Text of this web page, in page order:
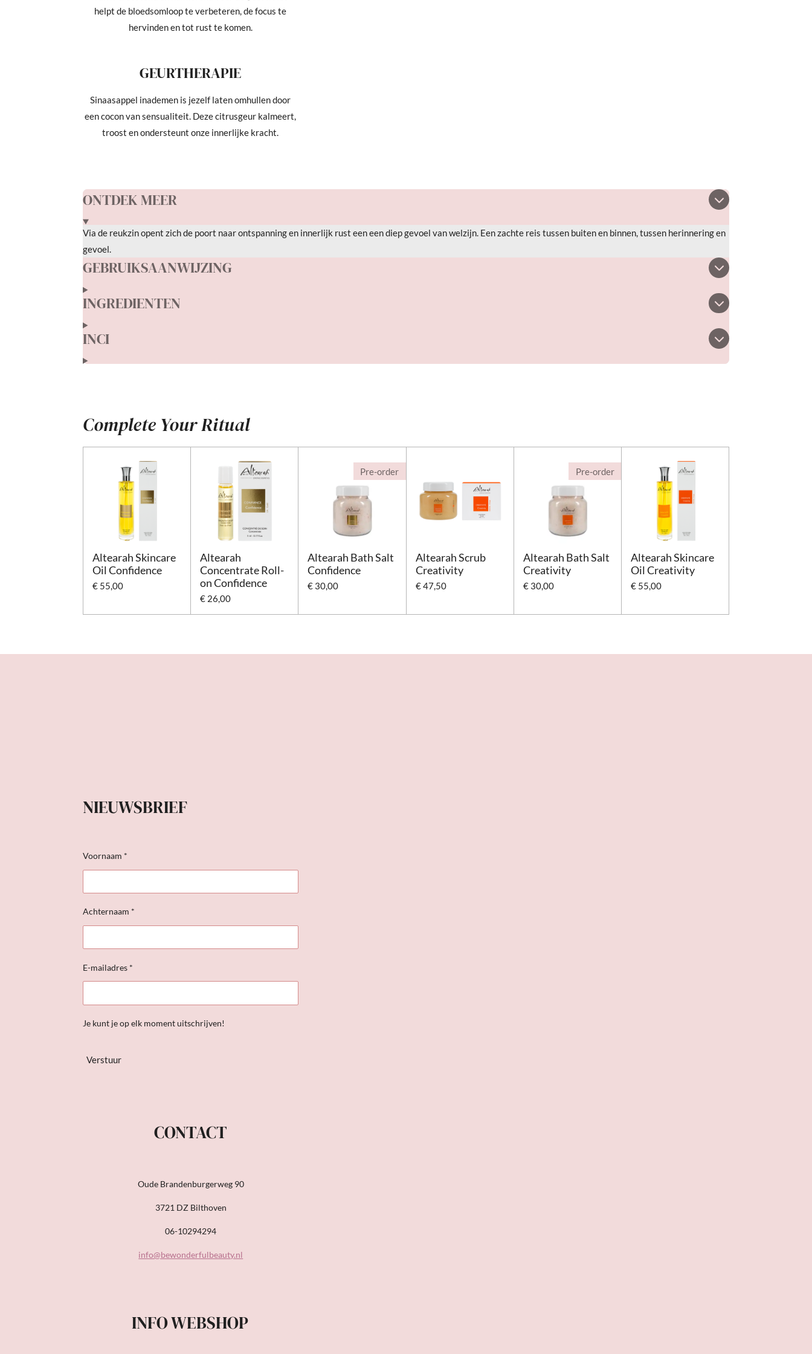
helpt de bloedsomloop te verbeteren, de focus te
hervinden en tot rust te komen.
GEURTHERAPIE
Sinaasappel inademen is jezelf laten omhullen door
een cocon van sensualiteit. Deze citrusgeur kalmeert,
troost en ondersteunt onze innerlijke kracht.
ONTDEK MEER
Via de reukzin opent zich de poort naar ontspanning en innerlijk rust een een diep gevoel van welzijn. Een zachte reis tussen buiten en binnen, tussen herinnering en
gevoel.
GEBRUIKSAANWIJZING
INGREDIENTEN
INCI
Complete Your Ritual
Altearah Skincare
Oil Confidence
€ 55,00
Altearah
Concentrate Roll-
on Confidence
€ 26,00
Pre-order
Altearah Bath Salt
Confidence
€ 30,00
Altearah Scrub
Creativity
€ 47,50
Pre-order
Altearah Bath Salt
Creativity
€ 30,00
Altearah Skincare
Oil Creativity
€ 55,00
NIEUWSBRIEF
Voornaam *
Achternaam *
E-mailadres *
Je kunt je op elk moment uitschrijven!
Verstuur
CONTACT
Oude Brandenburgerweg 90
3721 DZ Bilthoven
06-10294294
info@bewonderfulbeauty.nl
INFO WEBSHOP